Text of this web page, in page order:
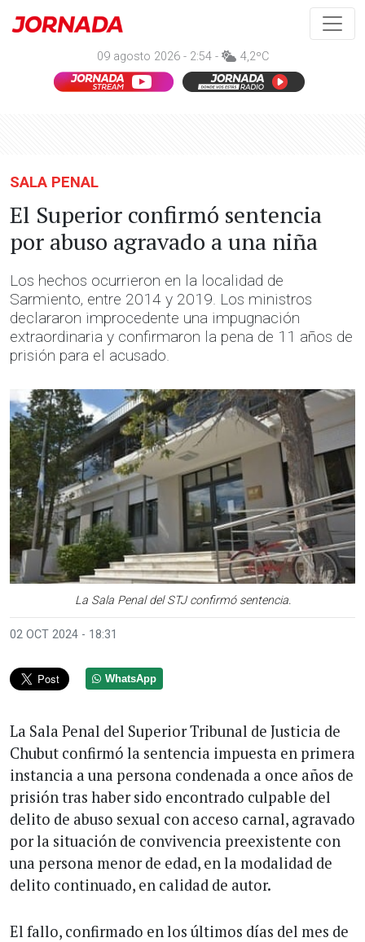
09 agosto 2026 - 2:54 - 4,2ºC
SALA PENAL
El Superior confirmó sentencia
por abuso agravado a una niña
Los hechos ocurrieron en la localidad de
Sarmiento, entre 2014 y 2019. Los ministros
declararon improcedente una impugnación
extraordinaria y confirmaron la pena de 11 años de
prisión para el acusado.
La Sala Penal del STJ confirmó sentencia.
02 OCT 2024 - 18:31
WhatsApp
La Sala Penal del Superior Tribunal de Justicia de
Chubut confirmó la sentencia impuesta en primera
instancia a una persona condenada a once años de
prisión tras haber sido encontrado culpable del
delito de abuso sexual con acceso carnal, agravado
por la situación de convivencia preexistente con
una persona menor de edad, en la modalidad de
delito continuado, en calidad de autor.
El fallo, confirmado en los últimos días del mes de